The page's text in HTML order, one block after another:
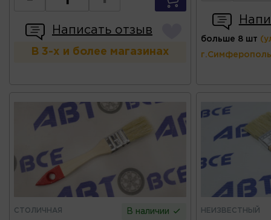
Написать отзыв
В 3-х и более магазинах
больше 8 шт
СТОЛИЧНАЯ В наличии НЕИЗВЕСТНЫЙ